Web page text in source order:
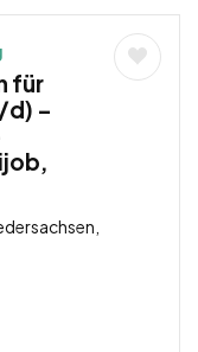
für
d) –